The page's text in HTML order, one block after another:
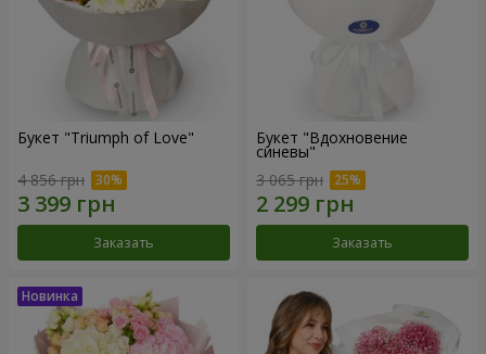
Букет "Triumph of Love"
4 856 грн
Заказать
Букет "Вдохновение
синевы"
3 065 грн
Заказать